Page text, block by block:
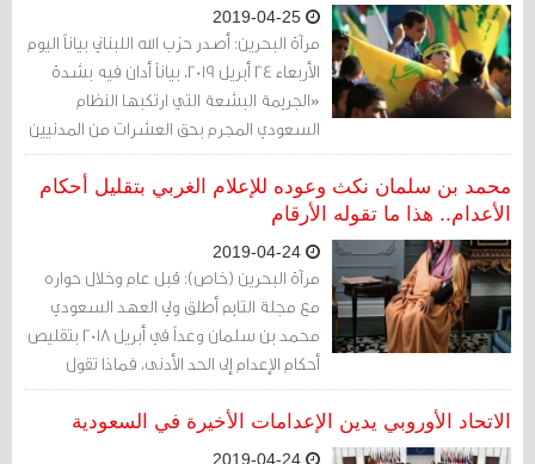
مرآة البحرين: أصدر حزب الله اللبناني بياناً اليوم
الأربعاء 24 أبريل 2019، بياناً أدان فيه بشدة
«الجريمة البشعة التي ارتكبها النظام
السعودي المجرم بحق العشرات من ‏المدنيين
الأبرياء الذين لم يرتكبوا ذنبا سوى المطالبة
بحق الحرية والتعبير». ‏
محمد بن سلمان نكث وعوده للإعلام الغربي بتقليل أحكام
الأعدام.. هذا ما تقوله الأرقام
مرآة البحرين (خاص): قبل عام وخلال حواره
مع مجلة التايم أطلق ولي العهد السعودي
محمد بن سلمان وعداً في أبريل 2018 بتقليص
أحكام الإعدام إلى الحد الأدنى، فماذا تقول
الأرقام بعد عام من هذا الوعد؟
الاتحاد الأوروبي يدين الإعدامات الأخيرة في السعودية